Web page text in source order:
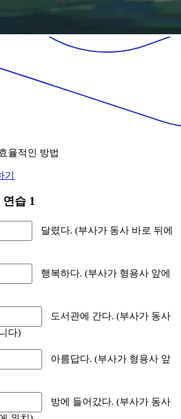
율적인 방법
습 1
달렸다. (부사가 동사 바로 뒤에
행복하다. (부사가 형용사 앞에
도서관에 간다. (부사가 동사
다)
아름답다. (부사가 형용사 앞
방에 들어갔다. (부사가 동사